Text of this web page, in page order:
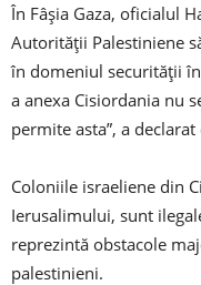
În Fâşia Gaza, oficialul
Autorităţii Palestiniene
în domeniul securităţii
a anexa Cisiordania nu
permite asta”, a declarat
Coloniile israeliene din
Ierusalimului, sunt
reprezintă obstacole
palestinieni.